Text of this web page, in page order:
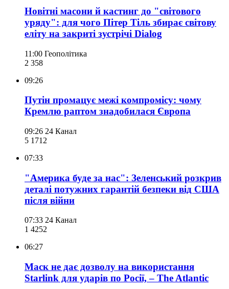
Новітні масони й кастинг до "світового
уряду": для чого Пітер Тіль збирає світову
еліту на закриті зустрічі Dialog
11:00 Геополітика
2 358
09:26
Путін промацує межі компромісу: чому
Кремлю раптом знадобилася Європа
09:26 24 Канал
5 171 2
07:33
"Америка буде за нас": Зеленський розкрив
деталі потужних гарантій безпеки від США
після війни
07:33 24 Канал
1 4252
06:27
Маск не дає дозволу на використання
Starlink для ударів по Росії, – The Atlantic